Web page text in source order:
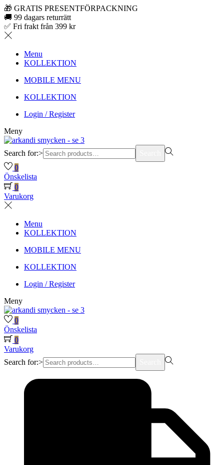
🎁 GRATIS PRESENTFÖRPACKNING
🚚 99 dagars returrätt
✅ Fri frakt från 399 kr
Menu
KOLLEKTION
MOBILE MENU
KOLLEKTION
Login / Register
Meny
Search for:>
0
Önskelista
0
Varukorg
Menu
KOLLEKTION
MOBILE MENU
KOLLEKTION
Login / Register
Meny
0
Önskelista
0
Varukorg
Search for:>